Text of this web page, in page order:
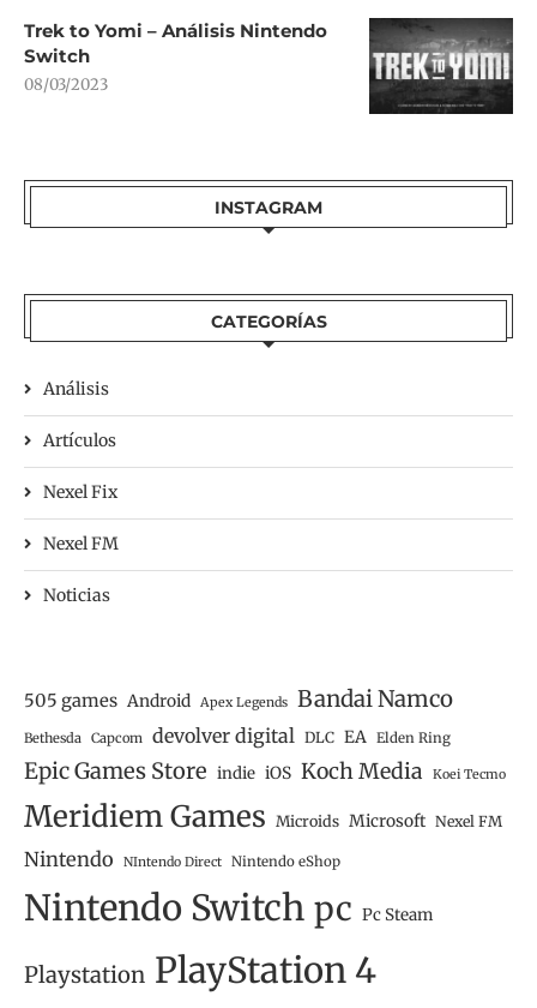
Trek to Yomi – Análisis Nintendo
Switch
08/03/2023
INSTAGRAM
CATEGORÍAS
Análisis
Artículos
Nexel Fix
Nexel FM
Noticias
505 games Android Apex Legends Bandai Namco
Bethesda Capcom devolver digital DLC EA Elden Ring
Epic Games Store indie iOS Koch Media Koei Tecmo
Meridiem Games Microids Microsoft Nexel FM
Nintendo NIntendo Direct Nintendo eShop
Nintendo Switch pc Pc Steam
Playstation PlayStation 4